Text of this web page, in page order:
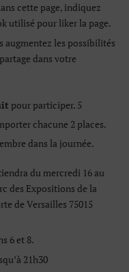
cette page, indiquez
utilisé pour liker la page.
augmentez les possibilités
dans votre
pour participer. 5
chacune 2 places.
dans la journée.
du mercredi 16 au
des Expositions de la
de Versailles 75015
6 et 8.
21h30